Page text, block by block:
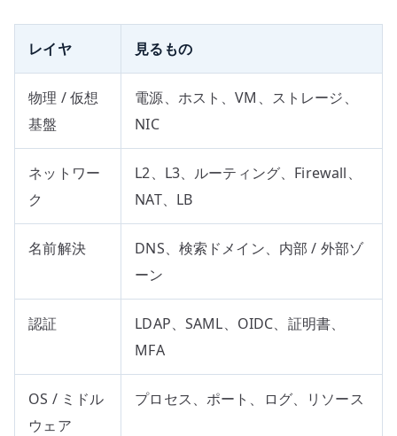
レイヤ 見るもの
物理 / 仮想
基盤
電源、ホスト、VM、ストレージ、
NIC
ネットワー
ク
L2、L3、ルーティング、Firewall、
NAT、LB
名前解決
DNS、検索ドメイン、内部 / 外部ゾ
ーン
認証
LDAP、SAML、OIDC、証明書、
MFA
OS / ミドル
ウェア
プロセス、ポート、ログ、リソース